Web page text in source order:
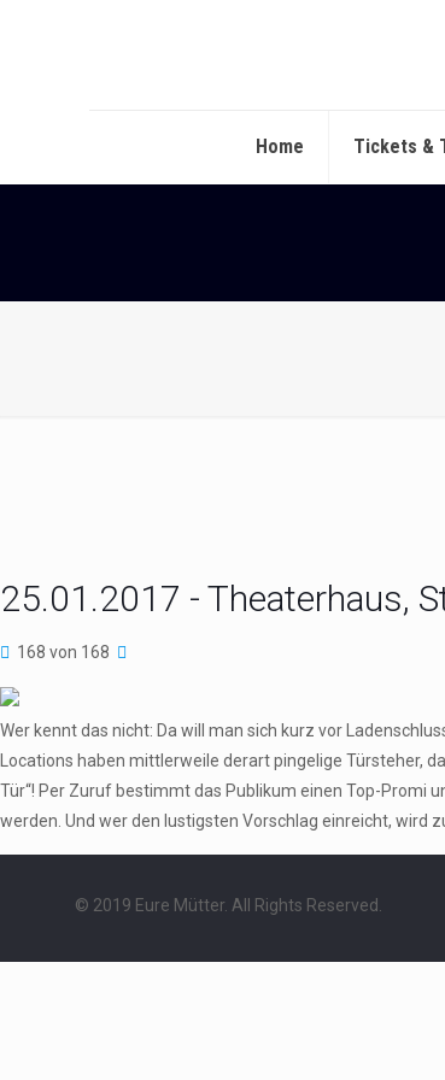
Home Tickets &
25.01.2017 - Theaterhaus,
168 von 168
Wer kennt das nicht: Da will man sich kurz vor
Locations haben mittlerweile derart pingelige Türsteher,
Tür“! Per Zuruf bestimmt das Publikum einen Top-Promi
werden. Und wer den lustigsten Vorschlag einreicht, wird
© 2019 Eure Mütter. All Rights Reserved.